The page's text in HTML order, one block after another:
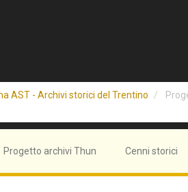
AST - Archivi storici del Trentino
Progetto archivi Thun Cenni storici